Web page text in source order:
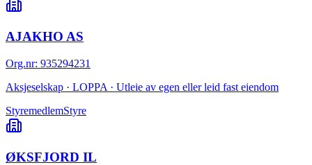
AJAKHO AS
Org.nr: 935294231
Aksjeselskap · LOPPA · Utleie av egen eller leid fast eiendom
StyremedlemStyre
ØKSFJORD IL